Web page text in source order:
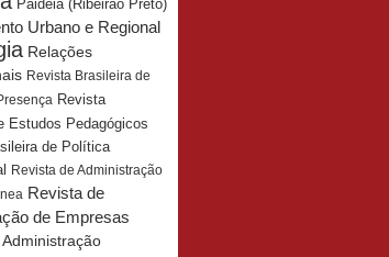
Paidéia (Ribeirão Preto)
Urbano e Regional
Relações
Revista Brasileira de
Revista
Estudos Pedagógicos
de Política
Revista de Administração
Revista de
de Empresas